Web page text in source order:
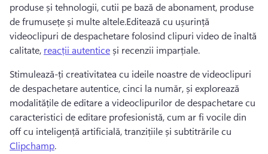
produse și tehnologii, cutii pe bază de abonament, produse
de frumusețe și multe altele.Editează cu ușurință
videoclipuri de despachetare folosind clipuri video de înaltă
calitate, reacții autentice și recenzii imparțiale.
Stimulează-ți creativitatea cu ideile noastre de videoclipuri
de despachetare autentice, cinci la număr, și explorează
modalitățile de editare a videoclipurilor de despachetare cu
caracteristici de editare profesionistă, cum ar fi vocile din
off cu inteligență artificială, tranzițiile și subtitrările cu
Clipchamp.